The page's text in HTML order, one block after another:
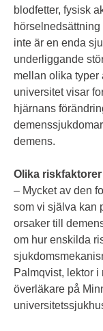
blodfetter, fysisk
inte är en enda
underliggande
mellan olika typer
universitet visar
hjärnans
demens.
Olika
– Mycket av den
som vi själva kan
orsaker till
om hur enskilda
Palmqvist, lektor
överläkare på